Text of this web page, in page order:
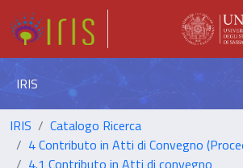
IRIS
IRIS
Catalogo Ricerca
4 Contributo in Atti di Convegno
4.1 Contributo in Atti di convegno